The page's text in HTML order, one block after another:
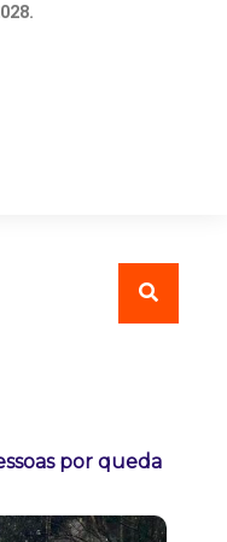
por queda